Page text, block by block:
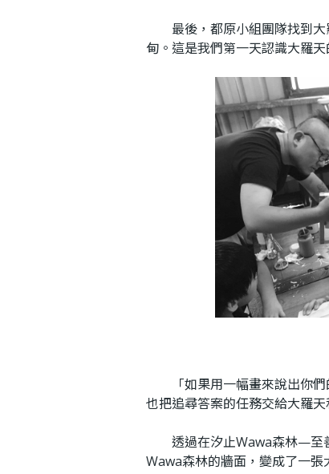
最後，都原小組團隊找到大
甸。這是我們第一天認識大羅天
「如果用一幅畫來說出你們的
也把追尋答案的任務交給大羅
透過在汐止Wawa森林—至善
Wawa森林的牆面，變成了一